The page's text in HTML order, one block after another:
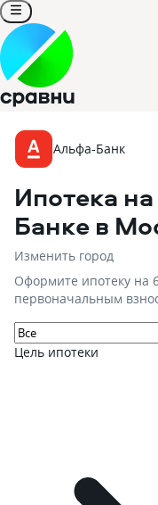
Альфа-Банк
Ипотека
Банке в
Изменить город
Оформите ипотеку на
первоначальным
Цель ипотеки